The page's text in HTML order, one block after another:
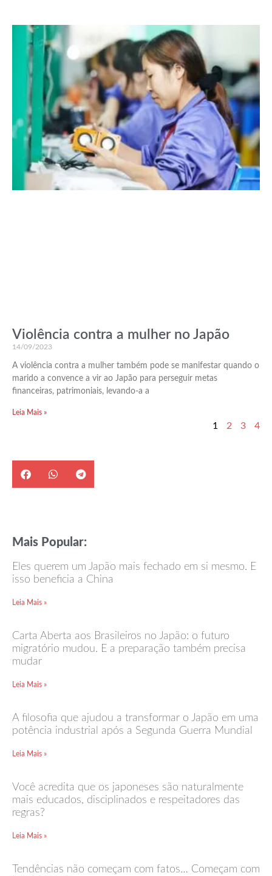
Violência contra a mulher no Japão
14/09/2023
A violência contra a mulher também pode se manifestar quando o
marido a convence a vir ao Japão para perseguir metas
financeiras, patrimoniais, levando-a a
Leia Mais »
1 2 3 4
Mais Popular:
Eles querem um Japão mais fechado em si mesmo. E
isso beneficia a China
Leia Mais »
Carta Aberta aos Brasileiros no Japão: o futuro
migratório mudou. E a preparação também precisa
mudar
Leia Mais »
A filosofia que ajudou a transformar o Japão em uma
potência industrial após a Segunda Guerra Mundial
Leia Mais »
Você acredita que os japoneses são naturalmente
mais educados, disciplinados e respeitadores das
regras?
Leia Mais »
Tendências não começam com fatos… Começam com